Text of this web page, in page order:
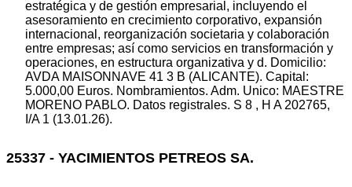
estratégica y de gestión empresarial, incluyendo el
asesoramiento en crecimiento corporativo, expansión
internacional, reorganización societaria y colaboración
entre empresas; así como servicios en transformación y
operaciones, en estructura organizativa y d. Domicilio:
AVDA MAISONNAVE 41 3 B (ALICANTE). Capital:
5.000,00 Euros. Nombramientos. Adm. Unico: MAESTRE
MORENO PABLO. Datos registrales. S 8 , H A 202765,
I/A 1 (13.01.26).
25337 - YACIMIENTOS PETREOS SA.